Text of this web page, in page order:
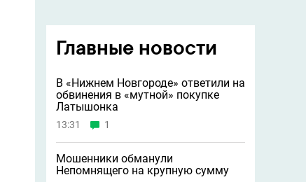
Главные новости
В «Нижнем Новгороде» ответили на
обвинения в «мутной» покупке
Латышонка
13:31 1
Мошенники обманули
Непомнящего на крупную сумму